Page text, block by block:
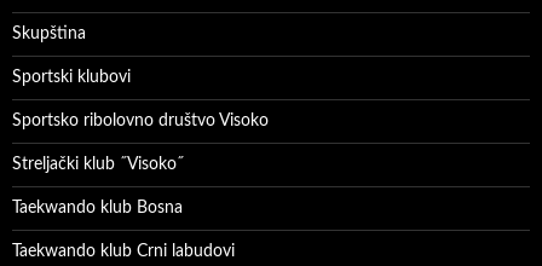
Skupština
Sportski klubovi
Sportsko ribolovno društvo Visoko
Streljački klub ˝Visoko˝
Taekwando klub Bosna
Taekwando klub Crni labudovi